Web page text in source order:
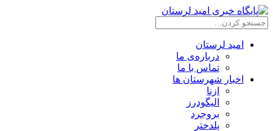
امید لرستان
درباره‌ی ما
تماس با ما
اخبار شهرستان ها
ازنا
الیگودرز
بروجرد
پلدختر